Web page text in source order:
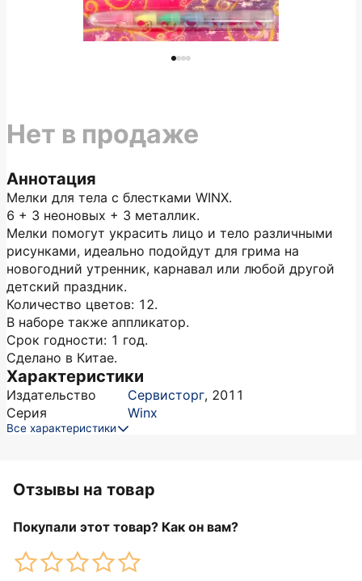
Аннотация
Мелки для тела с блестками WINX.
6 + 3 неоновых + 3 металлик.
Мелки помогут украсить лицо и тело различными
рисунками, идеально подойдут для грима на
новогодний утренник, карнавал или любой другой
детский праздник.
Количество цветов: 12.
В наборе также аппликатор.
Срок годности: 1 год.
Сделано в Китае.
Характеристики
Издательство Сервисторг, 2011
Серия
Winx
Все характеристики
Нет в продаже
Отзывы на товар
Покупали этот товар? Как он вам?